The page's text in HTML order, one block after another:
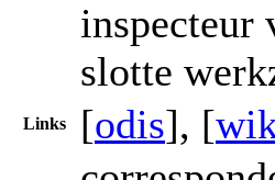
inspecteur
slotte
Links [odis], [